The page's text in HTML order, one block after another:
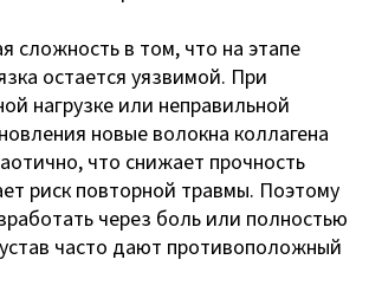
сложность в том, что на этапе
остается уязвимой. При
нагрузке или неправильной
новые волокна коллагена
что снижает прочность
риск повторной травмы. Поэтому
через боль или полностью
часто дают противоположный